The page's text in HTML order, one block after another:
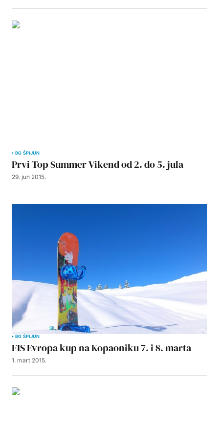
BG ŠPIJUN
Prvi Top Summer Vikend od 2. do 5. jula
29. jun 2015.
BG ŠPIJUN
FIS Evropa kup na Kopaoniku 7. i 8. marta
1. mart 2015.